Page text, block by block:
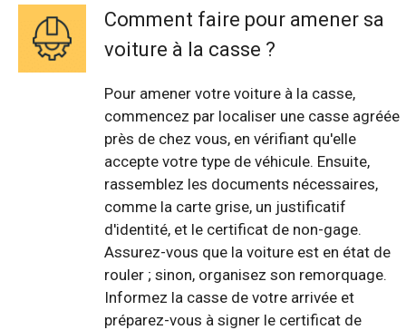
Comment faire pour amener sa
voiture à la casse ?
Pour amener votre voiture à la casse,
commencez par localiser une casse agréée
près de chez vous, en vérifiant qu'elle
accepte votre type de véhicule. Ensuite,
rassemblez les documents nécessaires,
comme la carte grise, un justificatif
d'identité, et le certificat de non-gage.
Assurez-vous que la voiture est en état de
rouler ; sinon, organisez son remorquage.
Informez la casse de votre arrivée et
préparez-vous à signer le certificat de